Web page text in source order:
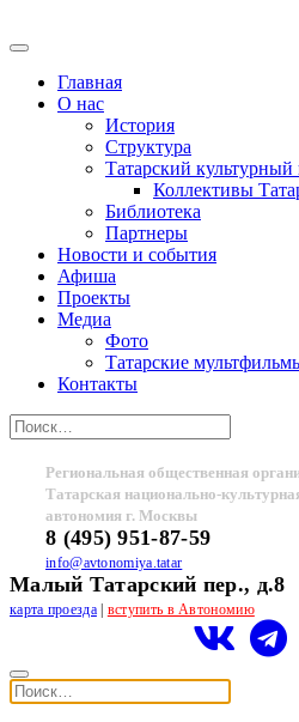
Главная
О нас
История
Структура
Татарский культурный
Коллективы
Библиотека
Партнеры
Новости и события
Афиша
Проекты
Медиа
Фото
Татарские
Контакты
Региональная общественная
Татарская национально-
автономия г. Москвы
8 (495) 951-87-59
info@avtonomiya.tatar
Малый Татарский пер., д.8
карта проезда| вступить в Автономию